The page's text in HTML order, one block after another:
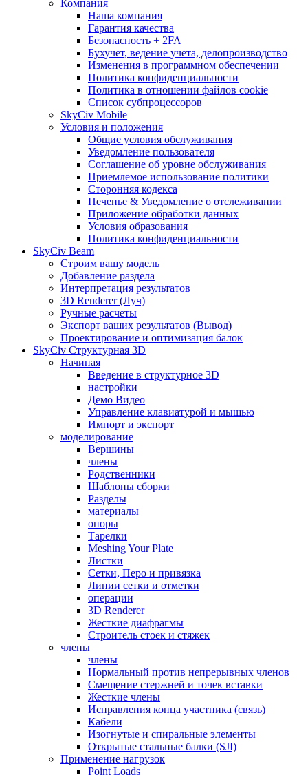
Компания
Наша компания
Гарантия качества
Безопасность + 2FA
Бухучет, ведение учета, делопроизводство
Изменения в программном обеспечении
Политика конфиденциальности
Политика в отношении файлов cookie
Список субпроцессоров
SkyCiv Mobile
Условия и положения
Общие условия обслуживания
Уведомление пользователя
Соглашение об уровне обслуживания
Приемлемое использование политики
Сторонняя кодекса
Печенье & Уведомление о отслеживании
Приложение обработки данных
Условия образования
Политика конфиденциальности
SkyCiv Beam
Строим вашу модель
Добавление раздела
Интерпретация результатов
3D Renderer (Луч)
Ручные расчеты
Экспорт ваших результатов (Вывод)
Проектирование и оптимизация балок
SkyCiv Структурная 3D
Начиная
Введение в структурное 3D
настройки
Демо Видео
Управление клавиатурой и мышью
Импорт и экспорт
моделирование
Вершины
члены
Родственники
Шаблоны сборки
Разделы
материалы
опоры
Тарелки
Meshing Your Plate
Листки
Сетки, Перо и привязка
Линии сетки и отметки
операции
3D Renderer
Жесткие диафрагмы
Строитель стоек и стяжек
члены
члены
Нормальный против непрерывных членов
Смещение стержней и точек вставки
Жесткие члены
Исправления конца участника (связь)
Кабели
Изогнутые и спиральные элементы
Открытые стальные балки (SJI)
Применение нагрузок
Point Loads